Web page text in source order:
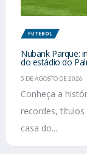
FUTEBOL
Nubank Parque:
do estádio do
5 DE AGOSTO DE 2026
Conheça a
recordes,
casa do...